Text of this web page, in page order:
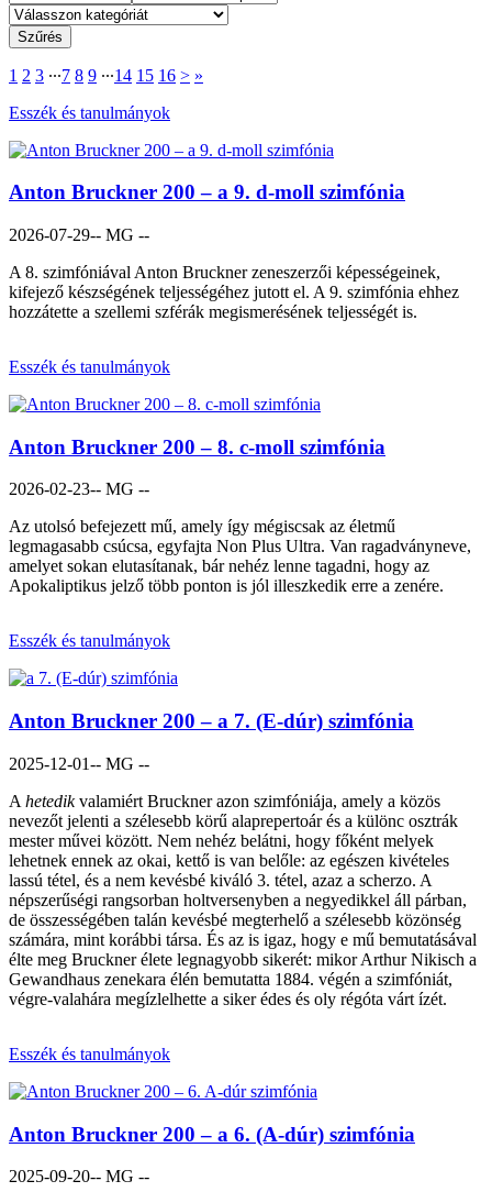
1 2 3 ∙∙∙7 8 9 ∙∙∙14 15 16 > »
Esszék és tanulmányok
Anton Bruckner 200 – a 9. d-moll szimfónia
2026-07-29-- MG --
A 8. szimfóniával Anton Bruckner zeneszerzői képességeinek,
kifejező készségének teljességéhez jutott el. A 9. szimfónia ehhez
hozzátette a szellemi szférák megismerésének teljességét is.
Esszék és tanulmányok
Anton Bruckner 200 – 8. c-moll szimfónia
2026-02-23-- MG --
Az utolsó befejezett mű, amely így mégiscsak az életmű
legmagasabb csúcsa, egyfajta Non Plus Ultra. Van ragadványneve,
amelyet sokan elutasítanak, bár nehéz lenne tagadni, hogy az
Apokaliptikus jelző több ponton is jól illeszkedik erre a zenére.
Esszék és tanulmányok
Anton Bruckner 200 – a 7. (E-dúr) szimfónia
2025-12-01-- MG --
A hetedikvalamiért Bruckner azon szimfóniája, amely a közös
nevezőt jelenti a szélesebb körű alaprepertoár és a különc osztrák
mester művei között. Nem nehéz belátni, hogy főként melyek
lehetnek ennek az okai, kettő is van belőle: az egészen kivételes
lassú tétel, és a nem kevésbé kiváló 3. tétel, azaz a scherzo. A
népszerűségi rangsorban holtversenyben a negyedikkel áll párban,
de összességében talán kevésbé megterhelő a szélesebb közönség
számára, mint korábbi társa. És az is igaz, hogy e mű bemutatásával
élte meg Bruckner élete legnagyobb sikerét: mikor Arthur Nikisch a
Gewandhaus zenekara élén bemutatta 1884. végén a szimfóniát,
végre-valahára megízlelhette a siker édes és oly régóta várt ízét.
Esszék és tanulmányok
Anton Bruckner 200 – a 6. (A-dúr) szimfónia
2025-09-20-- MG --